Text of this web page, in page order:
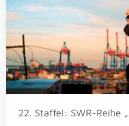
22. Staffel: SWR-Reihe